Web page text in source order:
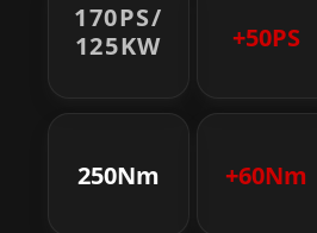
170PS/
125KW
+50PS
250Nm +60Nm